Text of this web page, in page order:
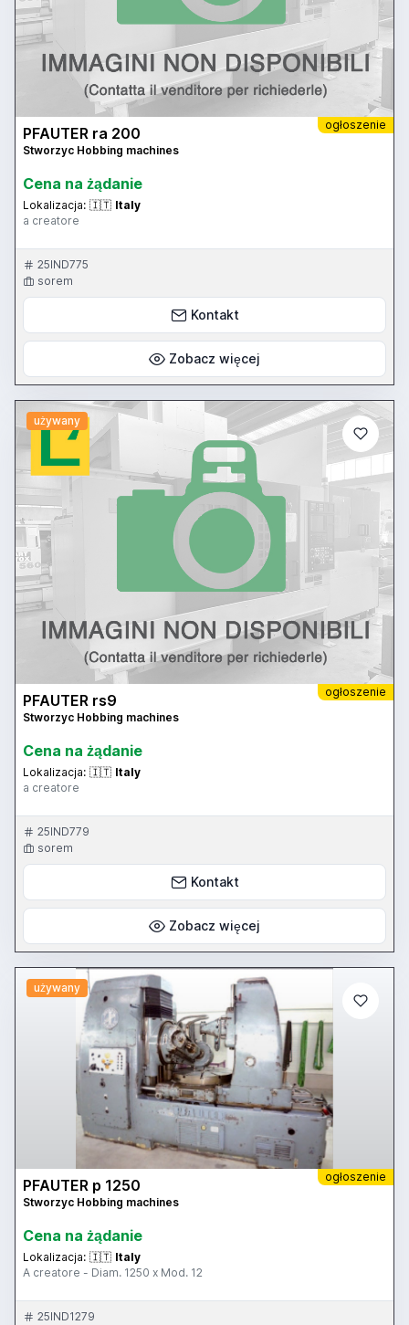
ogłoszenie
PFAUTER ra 200
Stworzyc Hobbing machines
Cena na żądanie
Lokalizacja: 🇮🇹 Italy
a creatore
25IND775
sorem
Kontakt
Zobacz więcej
używany
ogłoszenie
PFAUTER rs9
Stworzyc Hobbing machines
Cena na żądanie
Lokalizacja: 🇮🇹 Italy
a creatore
25IND779
sorem
Kontakt
Zobacz więcej
używany
ogłoszenie
PFAUTER p 1250
Stworzyc Hobbing machines
Cena na żądanie
Lokalizacja: 🇮🇹 Italy
A creatore - Diam. 1250 x Mod. 12
25IND1279